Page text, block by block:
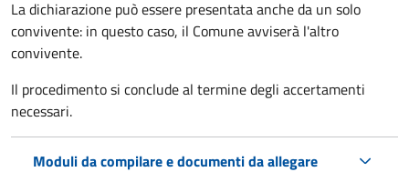
La dichiarazione può essere presentata anche da un solo
convivente: in questo caso, il Comune avviserà l'altro
convivente.
Il procedimento si conclude al termine degli accertamenti
necessari.
Moduli da compilare e documenti da allegare